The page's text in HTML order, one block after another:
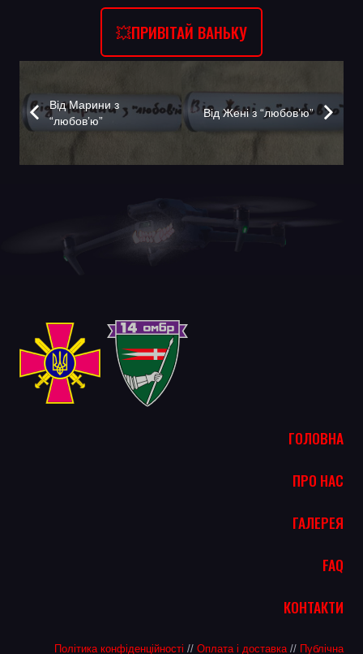
💥ПРИВІТАЙ ВАНЬКУ
Від Марини з
“любовʼю”
Від Жені з “любовʼю”
ГОЛОВНА
ПРО НАС
ГАЛЕРЕЯ
FAQ
КОНТАКТИ
Політика конфіденційності // Оплата і доставка// Публічна